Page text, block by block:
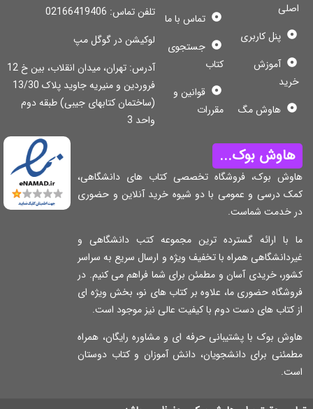
پنل کاربری
آموزش
هاوش مگ
تماس با ما
جستجوی
قوانین و
مقررات
تلفن تماس: 02166419406
لوکیشن در گوگل مپ
آدرس: تهران، میدان انقلاب، بین خ 12
فروردین و منیریه جاوید پلاک 13/30
(ساختمان کتابهای جیبی) طبقه دوم
واحد 3
بوک...
بوک، فروشگاه تخصصی کتاب های دانشگاهی،
درسی و عمومی با دو شیوه خرید آنلاین و حضوری
خدمت شماست.
با ارائه گسترده ترین مجموعه کتب دانشگاهی و
همراه با تخفیف ویژه و ارسال سریع به سراسر
خریدی آسان و مطمئن برای شما فراهم می کنیم. در
حضوری ما، علاوه بر کتاب های نو، بخش ویژه ای
کتاب های دست دوم با کیفیت عالی نیز موجود است.
بوک با پشتیبانی حرفه ای و مشاوره رایگان، همراه
برای دانشجویان، دانش آموزان و کتاب دوستان